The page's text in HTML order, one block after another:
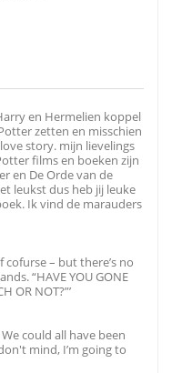
en Hermelien koppel
zetten en misschien
story. mijn lievelings
films en boeken zijn
en De Orde van de
leukst dus heb jij leuke
Ik vind de marauders
cofurse – but there’s no
“HAVE YOU GONE
OR NOT?”’
could all have been
mind, I’m going to